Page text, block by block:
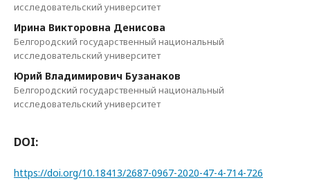
исследовательский университет
Ирина Викторовна Денисова
Белгородский государственный национальный
исследовательский университет
Юрий Владимирович Бузанаков
Белгородский государственный национальный
исследовательский университет
DOI:
https://doi.org/10.18413/2687-0967-2020-47-4-714-726